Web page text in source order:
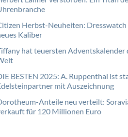
Herbst-Neuheiten: Dresswatch
Kaliber
hat teuersten Adventskalender
BESTEN 2025: A. Ruppenthal ist
mit Auszeichnung
Anteile neu verteilt:
für 120 Millionen Euro